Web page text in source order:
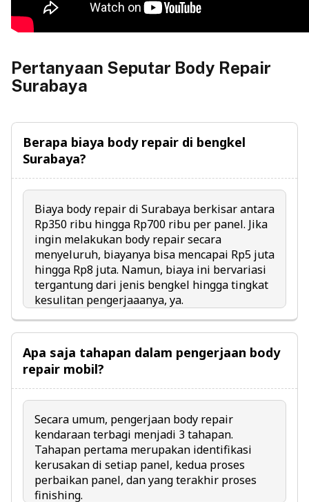
Pertanyaan Seputar Body Repair
Surabaya
Berapa biaya body repair di bengkel
Surabaya?
Biaya body repair di Surabaya berkisar antara
Rp350 ribu hingga Rp700 ribu per panel. Jika
ingin melakukan body repair secara
menyeluruh, biayanya bisa mencapai Rp5 juta
hingga Rp8 juta. Namun, biaya ini bervariasi
tergantung dari jenis bengkel hingga tingkat
kesulitan pengerjaaanya, ya.
Apa saja tahapan dalam pengerjaan body
repair mobil?
Secara umum, pengerjaan body repair
kendaraan terbagi menjadi 3 tahapan.
Tahapan pertama merupakan identifikasi
kerusakan di setiap panel, kedua proses
perbaikan panel, dan yang terakhir proses
finishing.